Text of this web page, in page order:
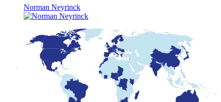
Norman Neyrinck